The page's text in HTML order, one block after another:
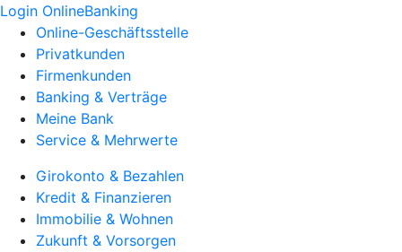
Login OnlineBanking
Online-Geschäftsstelle
Privatkunden
Firmenkunden
Banking & Verträge
Meine Bank
Service & Mehrwerte
Girokonto & Bezahlen
Kredit & Finanzieren
Immobilie & Wohnen
Zukunft & Vorsorgen